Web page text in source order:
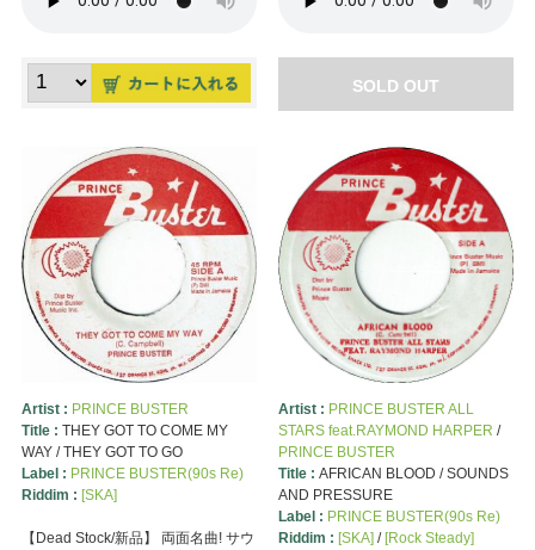
SOLD OUT
Artist : PRINCE BUSTER
Title : THEY GOT TO COME MY
WAY / THEY GOT TO GO
Label : PRINCE BUSTER(90s Re)
Riddim : [SKA]
【Dead Stock/新品】 両面名曲! サウ
Artist : PRINCE BUSTER ALL
STARS feat.RAYMOND HARPER /
PRINCE BUSTER
Title : AFRICAN BLOOD / SOUNDS
AND PRESSURE
Label : PRINCE BUSTER(90s Re)
Riddim : [SKA]/[Rock Steady]